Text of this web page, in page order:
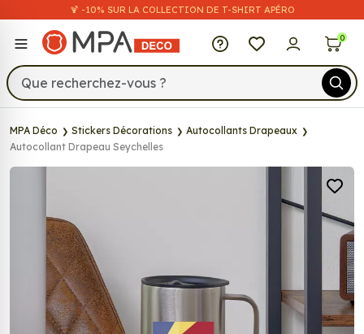
🍹 -10% SUR LA COLLECTION DE T-SHIRT APÉRO
MPA Déco 0
MPA Déco Stickers Décorations
Autocollants Drapeaux
Autocollant Drapeau Seychelles